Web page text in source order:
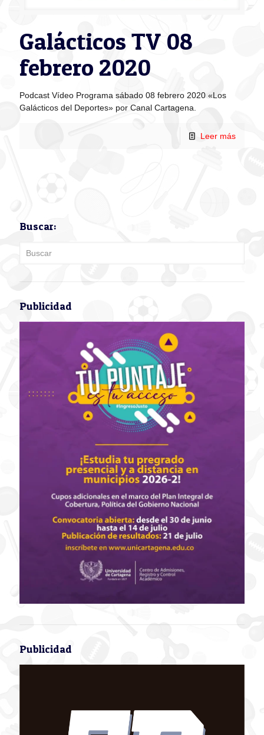
Galácticos TV 08
febrero 2020
Podcast Vídeo Programa sábado 08 febrero 2020 «Los
Galácticos del Deportes» por Canal Cartagena.
Leer más
Buscar:
Publicidad
Publicidad